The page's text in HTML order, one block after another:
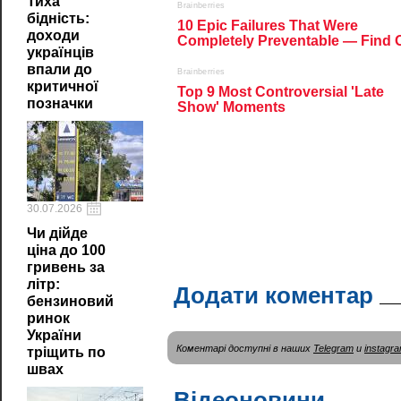
бідність:
доходи
українців
впали до
критичної
позначки
30.07.2026
Чи дійде
ціна до 100
гривень за
літр:
бензиновий
ринок
України
тріщить по
швах
Додати коментар
Коментарі доступні в наших Telegram и